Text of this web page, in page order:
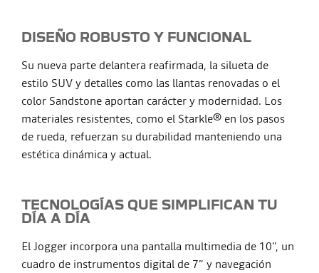
DISEÑO ROBUSTO Y FUNCIONAL
Su nueva parte delantera reafirmada, la silueta de
estilo SUV y detalles como las llantas renovadas o el
color Sandstone aportan carácter y modernidad. Los
materiales resistentes, como el Starkle® en los pasos
de rueda, refuerzan su durabilidad manteniendo una
estética dinámica y actual.
TECNOLOGÍAS QUE SIMPLIFICAN TU
DÍA A DÍA
El Jogger incorpora una pantalla multimedia de 10”, un
cuadro de instrumentos digital de 7” y navegación